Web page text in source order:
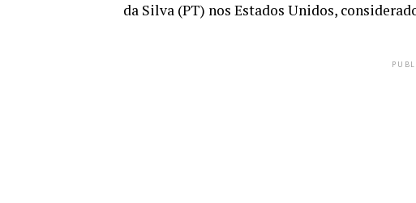
da Silva (PT) nos Estados Unidos,